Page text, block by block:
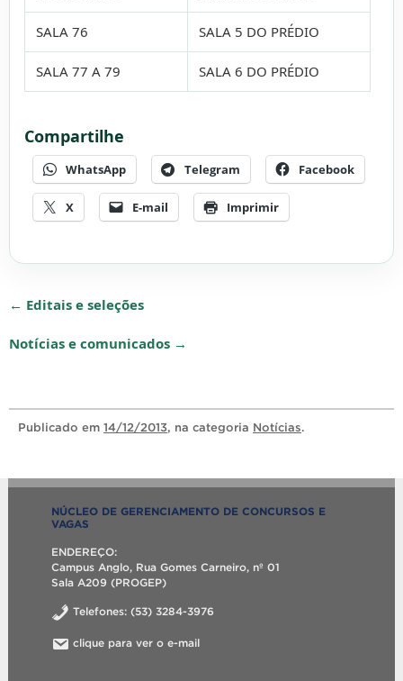
SALA 76 SALA 5 DO PRÉDIO
SALA 77 A 79 SALA 6 DO PRÉDIO
Compartilhe
WhatsApp Telegram Facebook
X E-mail Imprimir
← Editais e seleções
Notícias e comunicados →
Publicado em 14/12/2013, na categoria Notícias.
NÚCLEO DE GERENCIAMENTO DE CONCURSOS E
VAGAS
ENDEREÇO:
Campus Anglo, Rua Gomes Carneiro, nº 01
Sala A209 (PROGEP)
Telefones: (53) 3284-3976
clique para ver o e-mail